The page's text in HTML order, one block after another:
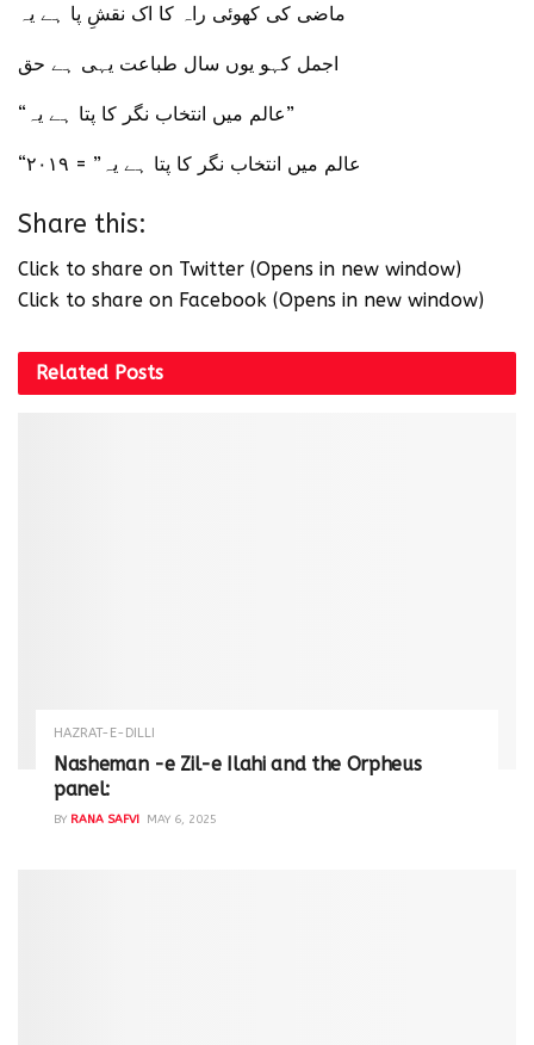
ماضی کی کھوئی راہ کا اک نقشِ پا ہے یہ
اجمل کہو یوں سال طباعت یہی ہے حق
“عالم میں انتخاب نگر کا پتا ہے یہ”
“عالم میں انتخاب نگر کا پتا ہے یہ” = ۲۰۱۹
Share this:
Click to share on Twitter (Opens in new window)
Click to share on Facebook (Opens in new window)
Related Posts
HAZRAT-E-DILLI
Nasheman -e Zil-e Ilahi and the Orpheus
panel:
BY RANA SAFVI MAY 6, 2025